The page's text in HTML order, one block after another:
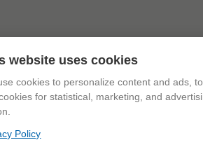
website uses cookies
cookies to personalize content and ads,
for statistical, marketing, and
Policy